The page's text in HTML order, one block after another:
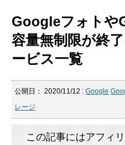
Googleフォトや
容量無制限が終
ービス一覧
公開日： 2020/11/12 : Google
レージ
この記事にはアフィ